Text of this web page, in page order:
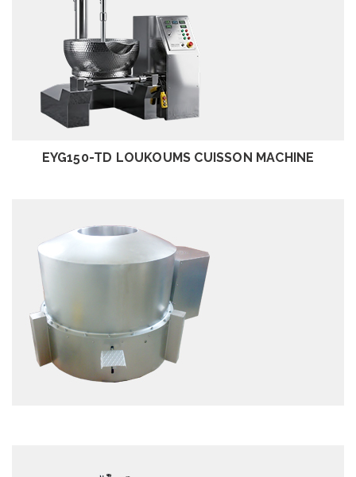
EXAMEN
EYG150-TD LOUKOUMS CUISSON MACHINE
EXAMEN